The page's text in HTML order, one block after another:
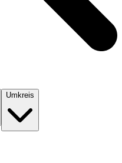
Umkreis